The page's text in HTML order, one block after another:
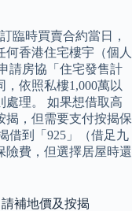
臨時買賣合約當日，
香港住宅樓宇（個人
請房協「住宅發售計
依照私樓1,000萬以
處理。 如果想借取高
揭，但需要支付按揭保
借到「925」（借足九
險費，但選擇居屋時還
補地價及按揭